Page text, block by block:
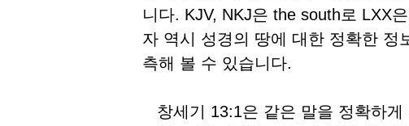
니다. KJV, NKJ은 the south로 LXX
자 역시 성경의 땅에 대한 정확한 정
측해 볼 수 있습니다.
창세기 13:1은 같은 말을 정확하게